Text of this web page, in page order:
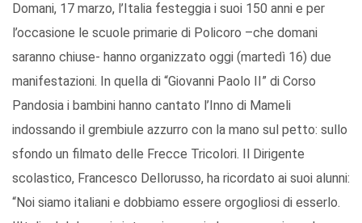
Domani, 17 marzo, l’Italia festeggia i suoi 150 anni e per
l’occasione le scuole primarie di Policoro –che domani
saranno chiuse- hanno organizzato oggi (martedì 16) due
manifestazioni. In quella di “Giovanni Paolo II” di Corso
Pandosia i bambini hanno cantato l’Inno di Mameli
indossando il grembiule azzurro con la mano sul petto: sullo
sfondo un filmato delle Frecce Tricolori. Il Dirigente
scolastico, Francesco Dellorusso, ha ricordato ai suoi alunni:
“Noi siamo italiani e dobbiamo essere orgogliosi di esserlo.